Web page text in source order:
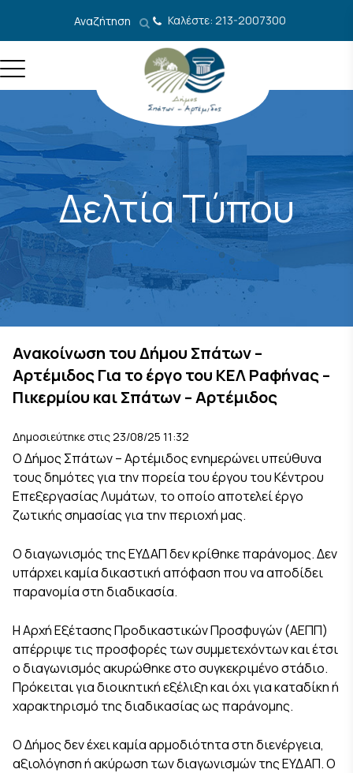
Αναζήτηση Καλέστε: 213-2007300
Δελτία Τύπου
Ανακοίνωση του Δήμου Σπάτων –
Αρτέμιδος Για το έργο του ΚΕΛ Ραφήνας –
Πικερμίου και Σπάτων – Αρτέμιδος
Δημοσιεύτηκε στις 23/08/25 11:32
Ο Δήμος Σπάτων – Αρτέμιδος ενημερώνει υπεύθυνα
τους δημότες για την πορεία του έργου του Κέντρου
Επεξεργασίας Λυμάτων, το οποίο αποτελεί έργο
ζωτικής σημασίας για την περιοχή μας.
Ο διαγωνισμός της ΕΥΔΑΠ δεν κρίθηκε παράνομος. Δεν
υπάρχει καμία δικαστική απόφαση που να αποδίδει
παρανομία στη διαδικασία.
Η Αρχή Εξέτασης Προδικαστικών Προσφυγών (ΑΕΠΠ)
απέρριψε τις προσφορές των συμμετεχόντων και έτσι
ο διαγωνισμός ακυρώθηκε στο συγκεκριμένο στάδιο.
Πρόκειται για διοικητική εξέλιξη και όχι για καταδίκη ή
χαρακτηρισμό της διαδικασίας ως παράνομης.
Ο Δήμος δεν έχει καμία αρμοδιότητα στη διενέργεια,
αξιολόγηση ή ακύρωση των διαγωνισμών της ΕΥΔΑΠ. Ο